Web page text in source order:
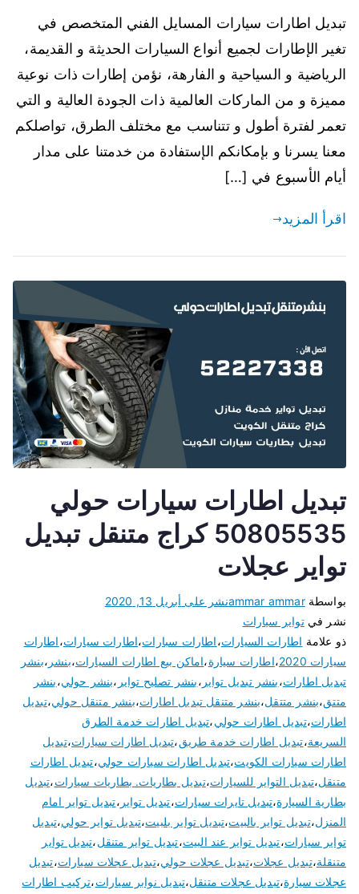
تبديل اطارات سيارات المسايل الفني المتخصص في
تغير الإطارات لجميع أنواع السيارات الحديثة و القديمة،
الرياضية و السياحية و الفارهة، نؤمن إطارات ذات نوعية
مميزة و من الماركات العالمية ذات الجودة العالية و التي
تعمر لفترة أطول و تتناسب مع مختلف الطرق، تواصلكم
معنا يسرنا و بإمكانكم الإستفادة من خدمتنا على مدار
أيام الأسبوع في […]
اقرأ المزيد
تبديل اطارات سيارات حولي
50805535 كراج متنقل تبديل
تواير عجلات
بواسطةammar ammarنشر على أبريل 13, 2020
نشر فيتواير سيارات
ذو علامة اطارات السيارات،اطارات سبارات،اطارات سيارات،اطارات
سيارات 2020
،اطارات سيارة،اماكن بيع اطارات السيارات،بنشر ،بنشر
تبديل اطارات،بنشر تبديل تواير ،بنشر تصليح تواير ،بنشر حولي،بنشر
متتق،بنشر متتقل،بنشر متنقل تبديل اطارات،بنشر متنقل حولي،تبديل
اطارات،تبديل اطارات حولي،تبديل اطارات خدمة الطرق
السريعة،تبديل اطارات خدمة طريق،تبديل اطارات سيارات،تبديل
اطارات سيارات الكويت،تبديل اطارات سيارات حولي،تبديل اطارات
متنقل،تبديل التواير للسيارات،تبديل بطاريات. بطاريات سيارات،تبديل
بطارية السيارة،تبديل تايرات سيارات،تبديل تواير ،تبديل تواير امام
المنزل،تبديل تواير بالبيت،تبديل تواير بلبيت،تبديل تواير حولي،تبديل
تواير سيارات،تبديل تواير عند البيت،تبديل تواير متنقل،تبديل تواير
متنقلة،تبديل عجلات،تبديل عجلات حولي،تبديل عجلات سيارات،تبديل
عجلات سيارة،تبديل عجلات متنقل،تبديل نوابر سيارات،تركيب اطارات